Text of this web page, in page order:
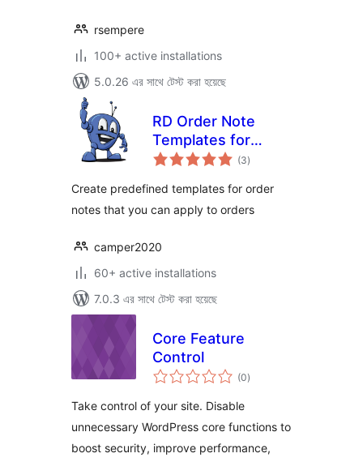
rsempere
100+ active installations
5.0.26 এর সাথে টেস্ট করা হয়েছে
RD Order Note
Templates for
WooCommerce
(3total
ratings
)
Create predefined templates for order
notes that you can apply to orders
camper2020
60+ active installations
7.0.3 এর সাথে টেস্ট করা হয়েছে
Core Feature
Control
(0total
ratings
)
Take control of your site. Disable
unnecessary WordPress core functions to
boost security, improve performance,